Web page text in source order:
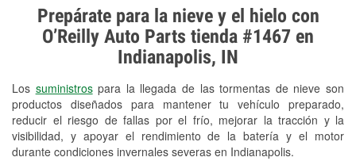
Prepárate para la nieve y el hielo con
O’Reilly Auto Parts tienda #1467 en
Indianapolis, IN
Los suministrospara la llegada de las tormentas de nieve son
productos diseñados para mantener tu vehículo preparado,
reducir el riesgo de fallas por el frío, mejorar la tracción y la
visibilidad, y apoyar el rendimiento de la batería y el motor
durante condiciones invernales severas en Indianapolis.
Prueba de alternadores y
arrancadores
Revisión de la luz "Check Engine"
Reciclaje de baterías y aceite
Instalación de bombillas de faros
Instalación de limpiaparabrisas